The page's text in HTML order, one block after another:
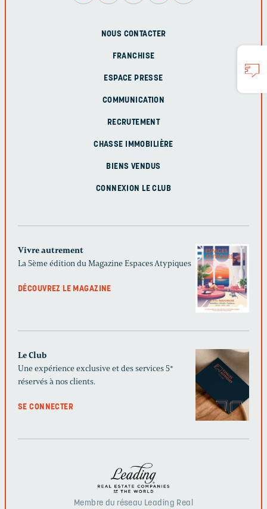
NOUS CONTACTER
FRANCHISE
ESPACE PRESSE
COMMUNICATION
RECRUTEMENT
CHASSE IMMOBILIÈRE
BIENS VENDUS
CONNEXION LE CLUB
Vivre autrement
La 5ème édition du Magazine Espaces Atypiques
DÉCOUVREZ LE MAGAZINE
Le Club
Une expérience exclusive et des services 5*
réservés à nos clients.
SE CONNECTER
Membre du réseau Leading Real